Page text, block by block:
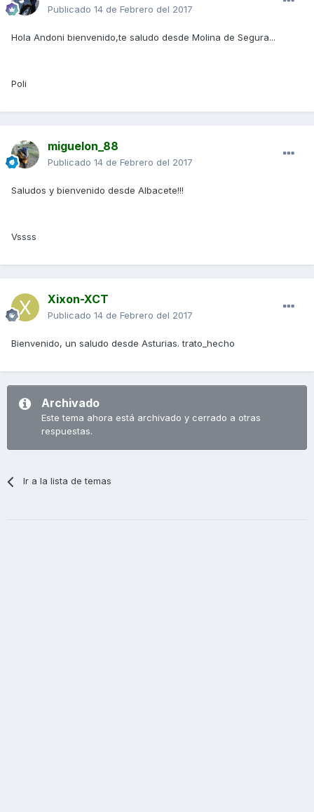
Publicado 14 de Febrero del 2017
Hola Andoni bienvenido,te saludo desde Molina de Segura...
Poli
miguelon_88
Publicado 14 de Febrero del 2017
Saludos y bienvenido desde Albacete!!!
Vssss
Xixon-XCT
Publicado 14 de Febrero del 2017
Bienvenido, un saludo desde Asturias. trato_hecho
Archivado
Este tema ahora está archivado y cerrado a otras
respuestas.
Ir a la lista de temas